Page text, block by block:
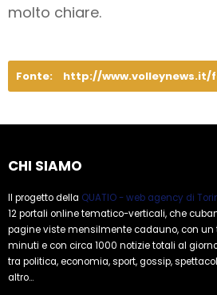
molto chiare.
Fonte: http://www.volleynews.it/
CHI SIAMO
Il progetto della QUATIO - web agency di
12 portali online tematico-verticali, che
pagine viste mensilmente cadauno, con un
minuti e con circa 1000 notizie totali al
tra politica, economia, sport, gossip,
altro...